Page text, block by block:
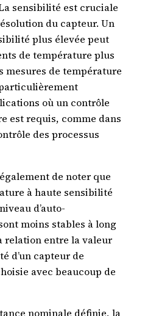
sensibilité est cruciale
du capteur. Un
plus élevée peut
de température plus
mesures de température
où un contrôle
est requis, comme dans
des processus
de noter que
à haute sensibilité
d’auto-
moins stables à long
relation entre la valeur
d’un capteur de
avec beaucoup de
nominale définie, la